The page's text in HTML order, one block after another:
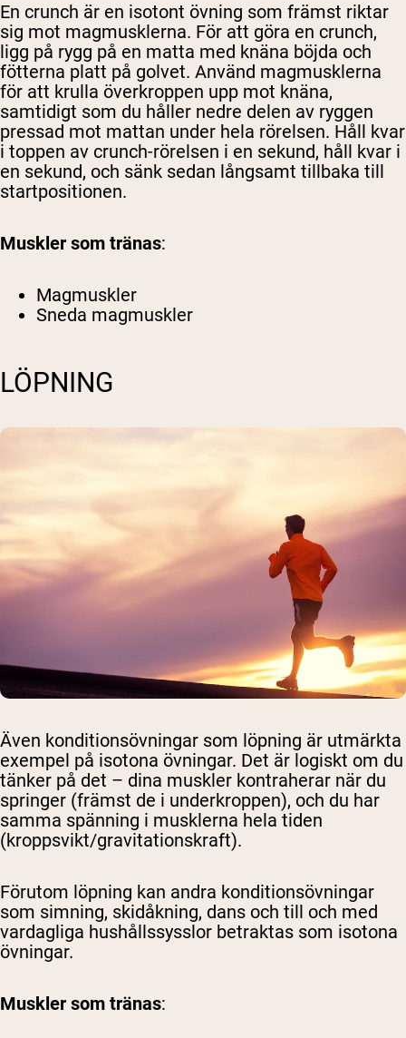
En crunch är en isotont övning som främst riktar
sig mot magmusklerna. För att göra en crunch,
ligg på rygg på en matta med knäna böjda och
fötterna platt på golvet. Använd magmusklerna
för att krulla överkroppen upp mot knäna,
samtidigt som du håller nedre delen av ryggen
pressad mot mattan under hela rörelsen. Håll kvar
i toppen av crunch-rörelsen i en sekund, håll kvar i
en sekund, och sänk sedan långsamt tillbaka till
startpositionen.
Muskler som tränas:
Magmuskler
Sneda magmuskler
LÖPNING
Även konditionsövningar som löpning är utmärkta
exempel på isotona övningar. Det är logiskt om du
tänker på det – dina muskler kontraherar när du
springer (främst de i underkroppen), och du har
samma spänning i musklerna hela tiden
(kroppsvikt/gravitationskraft).
Förutom löpning kan andra konditionsövningar
som simning, skidåkning, dans och till och med
vardagliga hushållssysslor betraktas som isotona
övningar.
Muskler som tränas: